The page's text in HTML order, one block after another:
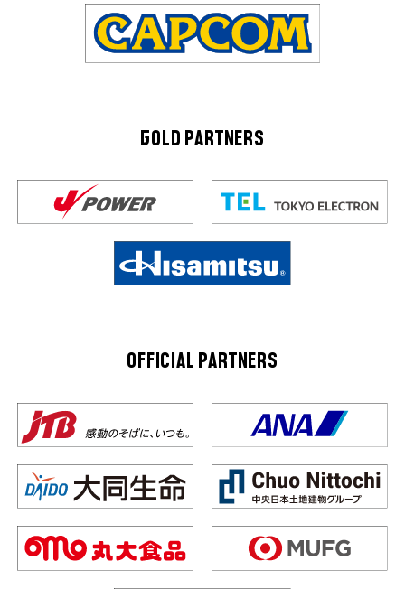
GOLD PARTNERS
OFFICIAL PARTNERS